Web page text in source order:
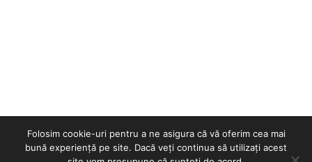
Folosim cookie-uri pentru a ne asigura că vă oferim cea mai
bună experiență pe site. Dacă veți continua să utilizați acest